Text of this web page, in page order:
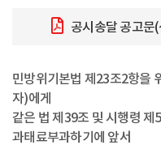
공시송달 공고
민방위기본법 제23조2항을
자)에게
같은 법 제39조 및 시행령 제
과태료부과하기에 앞서